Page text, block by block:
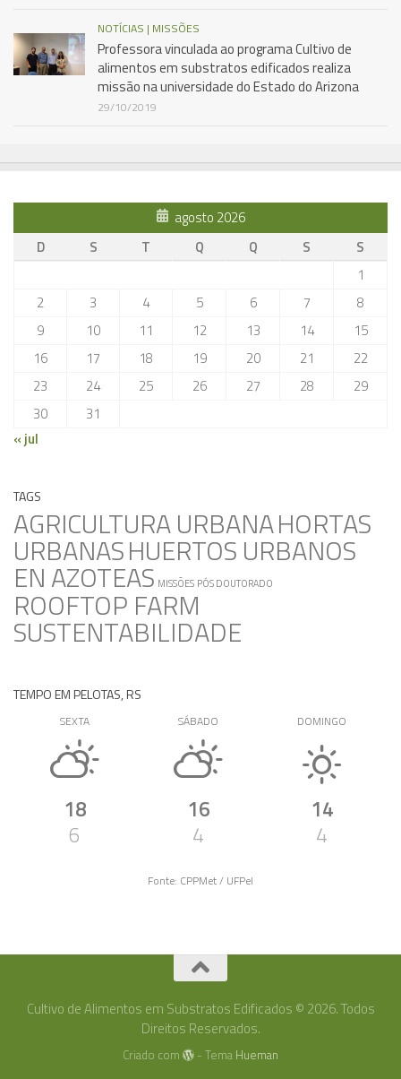
NOTÍCIAS | MISSÕES
Professora vinculada ao programa Cultivo de
alimentos em substratos edificados realiza
missão na universidade do Estado do Arizona
29/10/2019
agosto 2026
D
S T Q Q S
S
1
2
3 4 5 6 7
8
9
10 11 12 13 14
15
16
17 18 19 20 21
22
23
24 25 26 27 28
29
30
31
« jul
TAGS
AGRICULTURA URBANAHORTAS
URBANASHUERTOS URBANOS
EN AZOTEAS MISSÕES PÓS DOUTORADO
ROOFTOP FARM
SUSTENTABILIDADE
TEMPO EM PELOTAS, RS
SEXTA
18
6
SÁBADO
16
4
DOMINGO
14
4
Fonte: CPPMet / UFPel
Cultivo de Alimentos em Substratos Edificados © 2026. Todos
Direitos Reservados.
Criado com - Tema Hueman